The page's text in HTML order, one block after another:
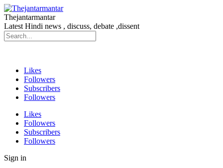
Thejantarmantar
Latest Hindi news , discuss, debate ,dissent
Likes
Followers
Subscribers
Followers
Likes
Followers
Subscribers
Followers
Sign in